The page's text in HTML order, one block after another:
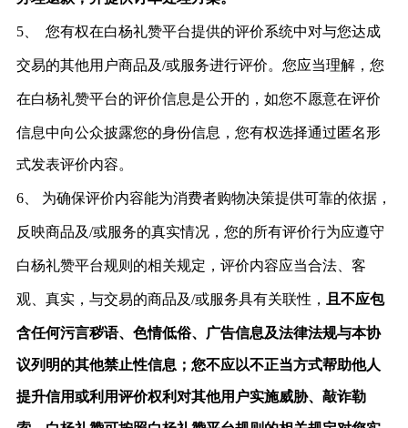
5、 您有权在白杨礼赞平台提供的评价系统中对与您达成
交易的其他用户商品及/或服务进行评价。您应当理解，您
在白杨礼赞平台的评价信息是公开的，如您不愿意在评价
信息中向公众披露您的身份信息，您有权选择通过匿名形
式发表评价内容。
6、 为确保评价内容能为消费者购物决策提供可靠的依据，
反映商品及/或服务的真实情况，您的所有评价行为应遵守
白杨礼赞平台规则的相关规定，评价内容应当合法、客
观、真实，与交易的商品及/或服务具有关联性， 且不应包
含任何污言秽语、色情低俗、广告信息及法律法规与本协
议列明的其他禁止性信息；您不应以不正当方式帮助他人
提升信用或利用评价权利对其他用户实施威胁、敲诈勒